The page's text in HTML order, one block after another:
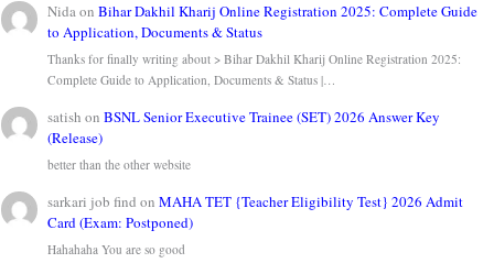
NidaonBihar Dakhil Kharij Online Registration 2025: Complete Guide
to Application, Documents & Status
Thanks for finally writing about > Bihar Dakhil Kharij Online Registration 2025:
Complete Guide to Application, Documents & Status |…
satish onBSNL Senior Executive Trainee (SET) 2026 Answer Key
(Release)
better than the other website
sarkari job find onMAHA TET {Teacher Eligibility Test} 2026 Admit
Card (Exam: Postponed)
Hahahaha You are so good